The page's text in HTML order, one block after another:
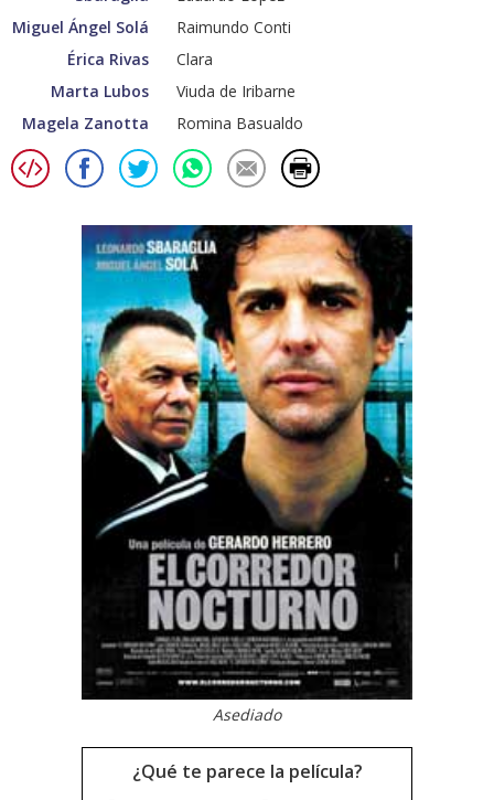
Miguel Ángel Solá
Raimundo Conti
Érica Rivas
Clara
Marta Lubos
Viuda de Iribarne
Magela Zanotta
Romina Basualdo
Asediado
¿Qué te parece la película?